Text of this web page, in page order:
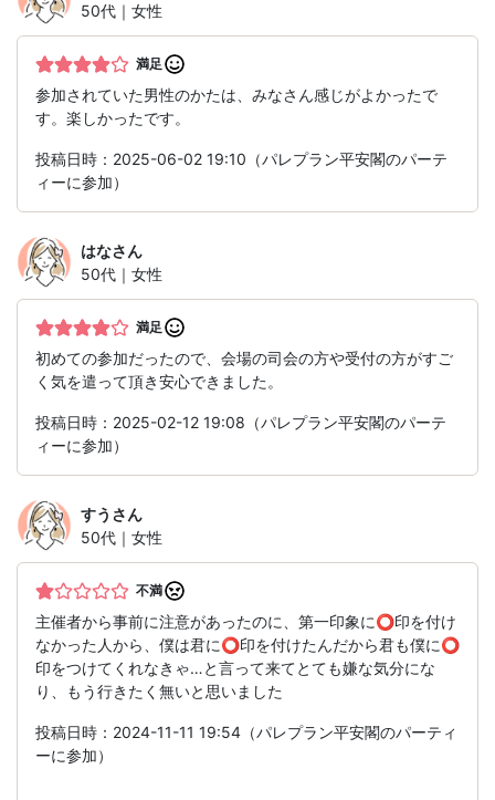
50代｜女性
満足
参加されていた男性のかたは、みなさん感じがよかったで
す。楽しかったです。
投稿日時：2025-06-02 19:10（パレプラン平安閣のパーテ
ィーに参加）
はなさん
50代｜女性
満足
初めての参加だったので、会場の司会の方や受付の方がすご
く気を遣って頂き安心できました。
投稿日時：2025-02-12 19:08（パレプラン平安閣のパーテ
ィーに参加）
すう さん
50代｜女性
不満
主催者から事前に注意があったのに、第一印象に⭕️印を付け
なかった人から、僕は君に⭕️印を付けたんだから君も僕に⭕️
印をつけてくれなきゃ…と言って来てとても嫌な気分にな
り、もう行きたく無いと思いました
投稿日時：2024-11-11 19:54（パレプラン平安閣のパーティ
ーに参加）